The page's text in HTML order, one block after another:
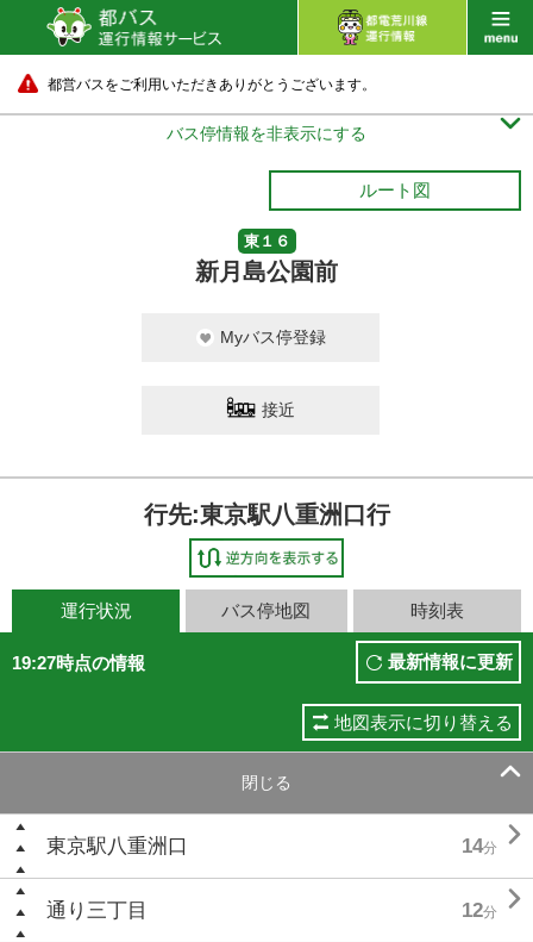
都営バスをご利用いただきありがとうございます。
バス停情報を非表示にする 
ルート図
東１６
新月島公園前
Myバス停登録
接近
行先:東京駅八重洲口行
運行状況 バス停地図 時刻表
19:27時点の情報 最新情報に更新
地図表示に切り替える
閉じる 
東京駅八重洲口 14分 
通り三丁目 12分 